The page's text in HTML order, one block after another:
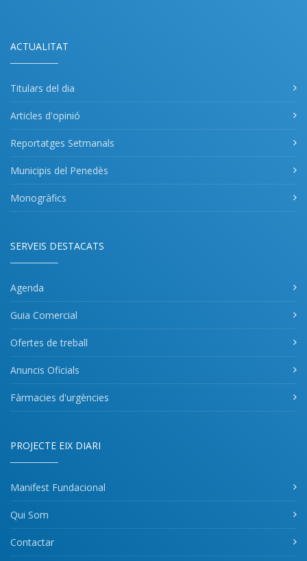
ACTUALITAT
Titulars del dia
Articles d'opinió
Reportatges Setmanals
Municipis del Penedès
Monogràfics
SERVEIS DESTACATS
Agenda
Guia Comercial
Ofertes de treball
Anuncis Oficials
Fàrmacies d'urgències
PROJECTE EIX DIARI
Manifest Fundacional
Qui Som
Contactar